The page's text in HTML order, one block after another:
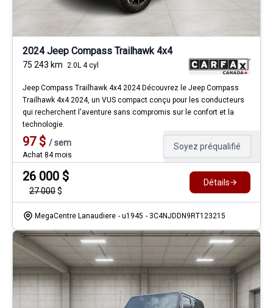
2024 Jeep Compass Trailhawk 4x4
75 243 km 2.0L 4 cyl
Jeep Compass Trailhawk 4x4 2024 Découvrez le Jeep Compass
Trailhawk 4x4 2024, un VUS compact conçu pour les conducteurs
qui recherchent l'aventure sans compromis sur le confort et la
technologie.
97$ /sem
Achat 84 mois
Soyez préqualifié
26 000 $
27 000$
Détails
MegaCentre Lanaudiere - u1945 - 3C4NJDDN9RT123215